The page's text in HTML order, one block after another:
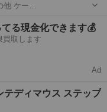
し ◆その他 ケー…
ぎ
てる現金化できます💰
買取します
Ad
テディマウス ステップ